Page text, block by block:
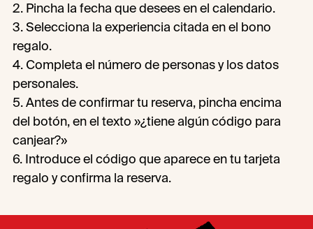
2. Pincha la fecha que desees en el calendario.
3. Selecciona la experiencia citada en el bono
regalo.
4. Completa el número de personas y los datos
personales.
5. Antes de confirmar tu reserva, pincha encima
del botón, en el texto »¿tiene algún código para
canjear?»
6. Introduce el código que aparece en tu tarjeta
regalo y confirma la reserva.